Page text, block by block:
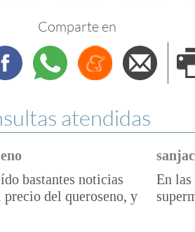
Comparte en
FacebookWhatsappMenéame
atendidas
bastantes noticias
precio del queroseno, y
En las